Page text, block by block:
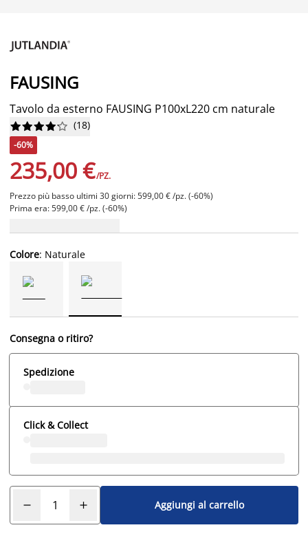
FAUSING
Tavolo da esterno FAUSING P100xL220 cm naturale





 (18)
-60%
235,00 €/PZ.
Prezzo più basso ultimi 30 giorni: 599,00 € /pz. (-60%)
Prima era: 599,00 € /pz. (-60%)
Colore: Naturale
Consegna o ritiro?
Spedizione
Click & Collect
Aggiungi al carrello